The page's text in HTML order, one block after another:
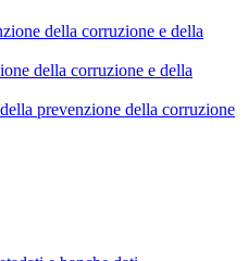
della corruzione e della
della corruzione e della
prevenzione della corruzione